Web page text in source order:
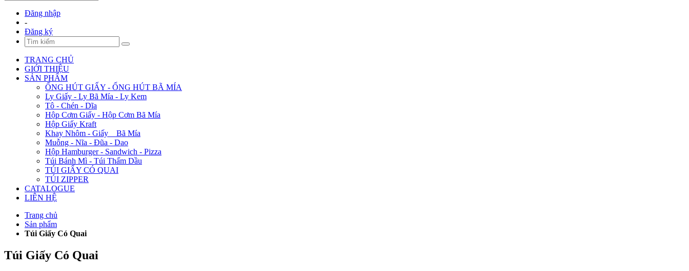
Đăng nhập
-
Đăng ký
TRANG CHỦ
GIỚI THIỆU
SẢN PHẨM
ỐNG HÚT GIẤY - ỐNG HÚT BÃ MÍA
Ly Giấy - Ly Bã Mía - Ly Kem
Tô - Chén - Dĩa
Hộp Cơm Giấy - Hộp Cơm Bã Mía
Hộp Giấy Kraft
Khay Nhôm - Giấy _ Bã Mía
Muỗng - Nĩa - Đũa - Dao
Hộp Hamburger - Sandwich - Pizza
Túi Bánh Mì - Túi Thấm Dầu
TÚI GIẤY CÓ QUAI
TÚI ZIPPER
CATALOGUE
LIÊN HỆ
Trang chủ
Sản phẩm
Túi Giấy Có Quai
Túi Giấy Có Quai